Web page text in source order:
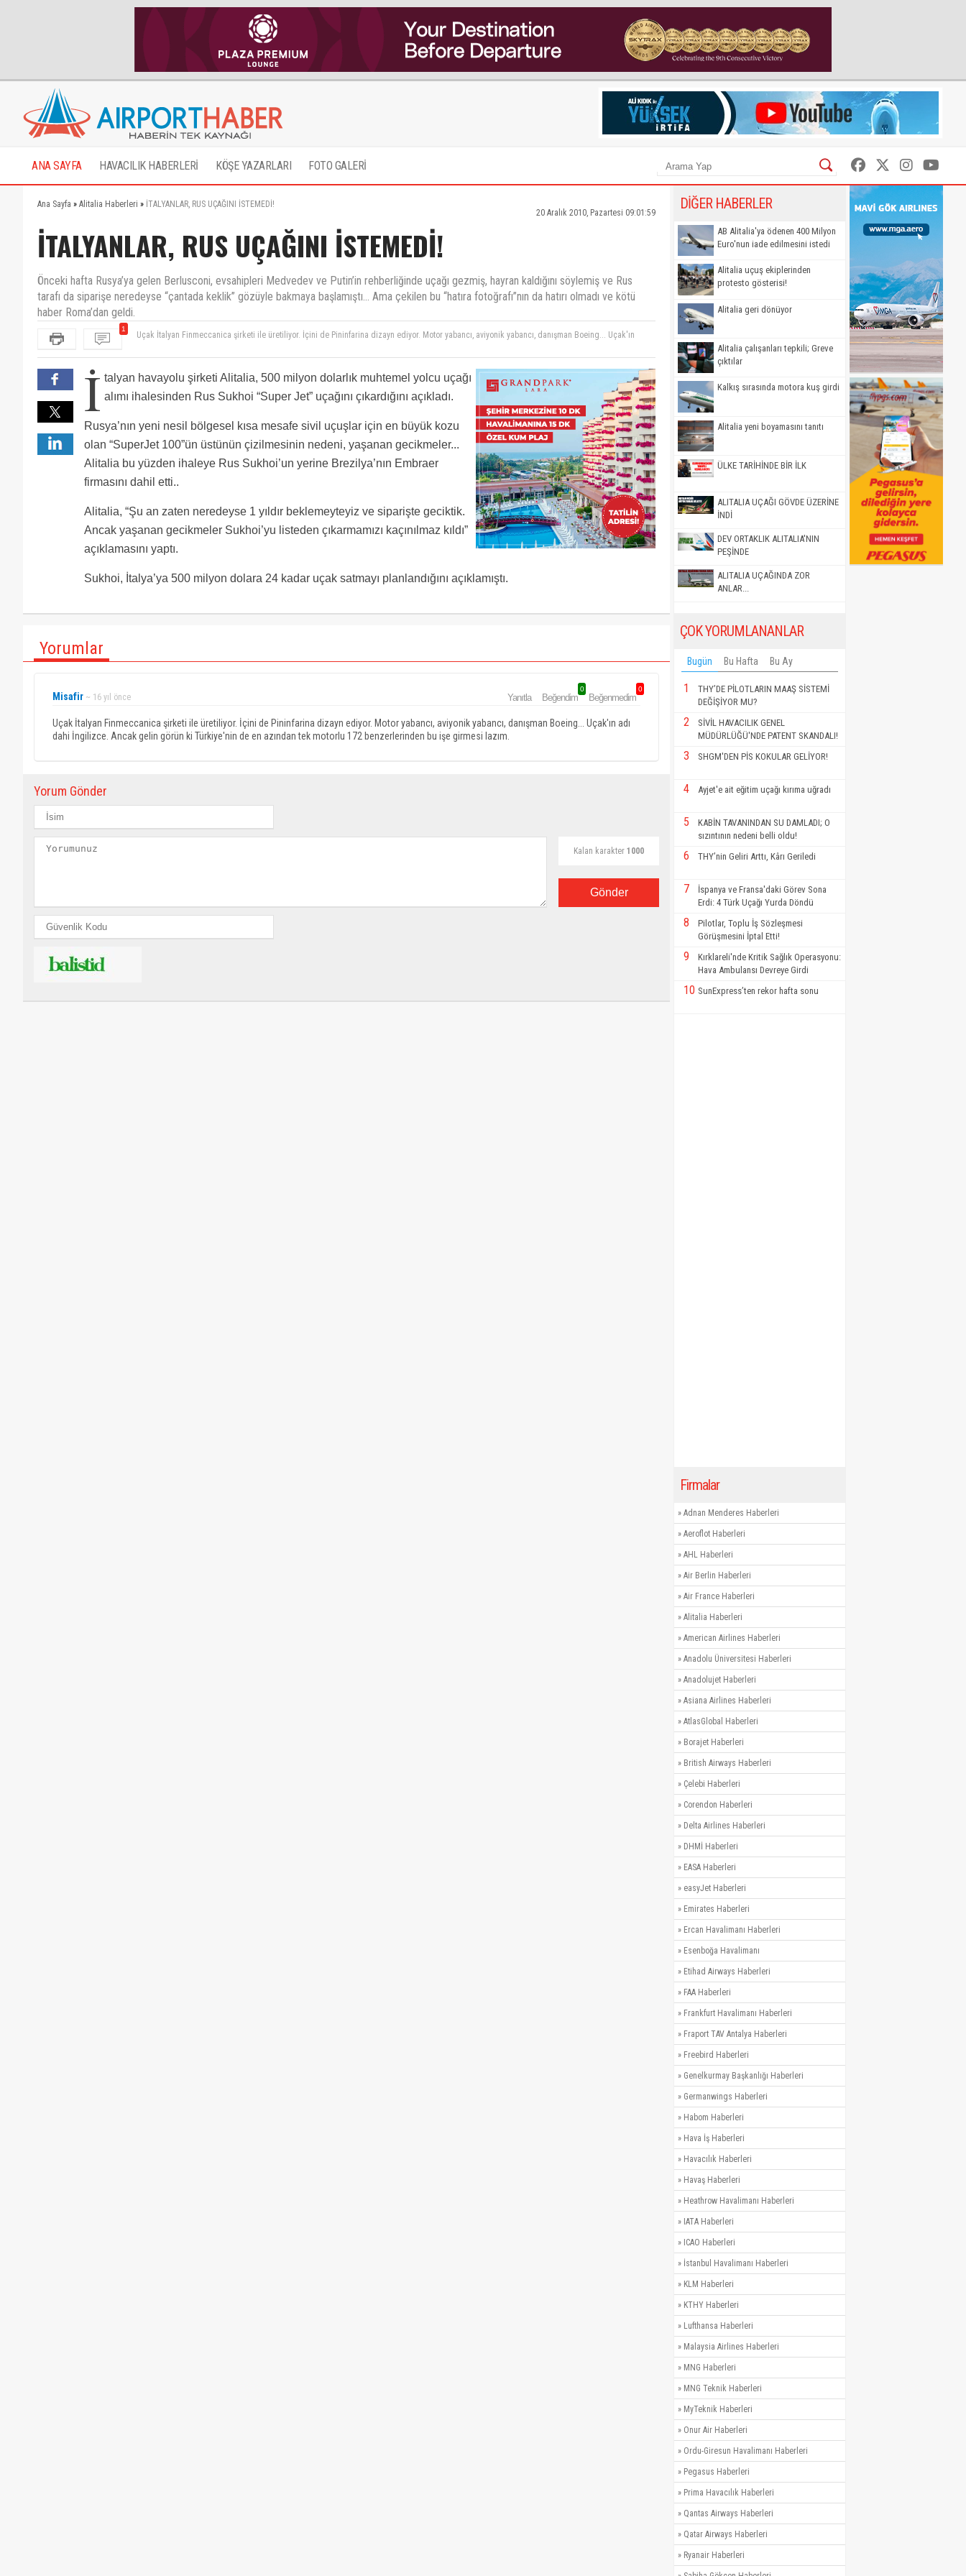
ANA SAYFA HAVACILIK HABERLERİ KÖŞE YAZARLARI FOTO GALERİ
Ana Sayfa » Alitalia Haberleri » İTALYANLAR, RUS UÇAĞINI İSTEMEDİ!
20 Aralık 2010, Pazartesi 09:01:59
İTALYANLAR, RUS UÇAĞINI İSTEMEDİ!
Önceki hafta Rusya’ya gelen Berlusconi, evsahipleri Medvedev ve Putin’in rehberliğinde uçağı gezmiş, hayran kaldığını söylemiş ve Rus
tarafı da siparişe neredeyse “çantada keklik” gözüyle bakmaya başlamıştı... Ama çekilen bu “hatıra fotoğrafı”nın da hatırı olmadı ve kötü
haber Roma’dan geldi.
1
Uçak İtalyan Finmeccanica şirketi ile üretiliyor. İçini de Pininfarina dizayn ediyor. Motor yabancı, aviyonik yabancı, danışman Boeing... Uçak'ın
İ talyan havayolu şirketi Alitalia, 500 milyon dolarlık muhtemel yolcu uçağı
alımı ihalesinden Rus Sukhoi “Super Jet” uçağını çıkardığını açıkladı.
Rusya’nın yeni nesil bölgesel kısa mesafe sivil uçuşlar için en büyük kozu
olan “SuperJet 100”ün üstünün çizilmesinin nedeni, yaşanan gecikmeler...
Alitalia bu yüzden ihaleye Rus Sukhoi’un yerine Brezilya’nın Embraer
firmasını dahil etti..
Alitalia, “Şu an zaten neredeyse 1 yıldır beklemeyteyiz ve siparişte geciktik.
Ancak yaşanan gecikmeler Sukhoi’yu listeden çıkarmamızı kaçınılmaz kıldı”
açıklamasını yaptı.
Sukhoi, İtalya’ya 500 milyon dolara 24 kadar uçak satmayı planlandığını açıklamıştı.
Yorumlar
Misafir ~ 16 yıl önce Yanıtla Beğendim
0
Beğenmedim
0
Uçak İtalyan Finmeccanica şirketi ile üretiliyor. İçini de Pininfarina dizayn ediyor. Motor yabancı, aviyonik yabancı, danışman Boeing... Uçak'ın adı
dahi İngilizce. Ancak gelin görün ki Türkiye'nin de en azından tek motorlu 172 benzerlerinden bu işe girmesi lazım.
Yorum Gönder
Kalan karakter 1000
Gönder
DİĞER HABERLER
AB Alitalia'ya ödenen 400 Milyon
Euro'nun iade edilmesini istedi
Alitalia uçuş ekiplerinden
protesto gösterisi!
Alitalia geri dönüyor
Alitalia çalışanları tepkili; Greve
çıktılar
Kalkış sırasında motora kuş girdi
Alitalia yeni boyamasını tanıtı
ÜLKE TARİHİNDE BİR İLK
ALITALIA UÇAĞI GÖVDE ÜZERİNE
İNDİ
DEV ORTAKLIK ALITALIA'NIN
PEŞİNDE
ALITALIA UÇAĞINDA ZOR
ANLAR...
ÇOK YORUMLANANLAR
Bugün Bu Hafta Bu Ay
1
THY’DE PİLOTLARIN MAAŞ SİSTEMİ
DEĞİŞİYOR MU?
2
SİVİL HAVACILIK GENEL
MÜDÜRLÜĞÜ'NDE PATENT SKANDALI!
3 SHGM'DEN PİS KOKULAR GELİYOR!
4 Ayjet'e ait eğitim uçağı kırıma uğradı
5
KABİN TAVANINDAN SU DAMLADI; O
sızıntının nedeni belli oldu!
6 THY’nin Geliri Arttı, Kârı Geriledi
7
İspanya ve Fransa'daki Görev Sona
Erdi: 4 Türk Uçağı Yurda Döndü
8
Pilotlar, Toplu İş Sözleşmesi
Görüşmesini İptal Etti!
9
Kırklareli'nde Kritik Sağlık Operasyonu:
Hava Ambulansı Devreye Girdi
10 SunExpress’ten rekor hafta sonu
Firmalar
» Adnan Menderes Haberleri
» Aeroflot Haberleri
» AHL Haberleri
» Air Berlin Haberleri
» Air France Haberleri
» Alitalia Haberleri
» American Airlines Haberleri
» Anadolu Üniversitesi Haberleri
» Anadolujet Haberleri
» Asiana Airlines Haberleri
» AtlasGlobal Haberleri
» Borajet Haberleri
» British Airways Haberleri
» Çelebi Haberleri
» Corendon Haberleri
» Delta Airlines Haberleri
» DHMİ Haberleri
» EASA Haberleri
» easyJet Haberleri
» Emirates Haberleri
» Ercan Havalimanı Haberleri
» Esenboğa Havalimanı
» Etihad Airways Haberleri
» FAA Haberleri
» Frankfurt Havalimanı Haberleri
» Fraport TAV Antalya Haberleri
» Freebird Haberleri
» Genelkurmay Başkanlığı Haberleri
» Germanwings Haberleri
» Habom Haberleri
» Hava İş Haberleri
» Havacılık Haberleri
» Havaş Haberleri
» Heathrow Havalimanı Haberleri
» IATA Haberleri
» ICAO Haberleri
» İstanbul Havalimanı Haberleri
» KLM Haberleri
» KTHY Haberleri
» Lufthansa Haberleri
» Malaysia Airlines Haberleri
» MNG Haberleri
» MNG Teknik Haberleri
» MyTeknik Haberleri
» Onur Air Haberleri
» Ordu-Giresun Havalimanı Haberleri
» Pegasus Haberleri
» Prima Havacılık Haberleri
» Qantas Airways Haberleri
» Qatar Airways Haberleri
» Ryanair Haberleri